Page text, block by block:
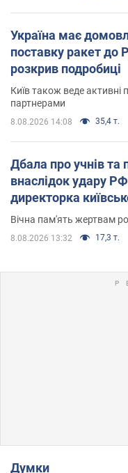
Україна має
поставку ракет до
розкрив подробиці
Київ також веде активні
партнерами
8.08.2026 14:08 35,4 т.
Дбала про учнів та
внаслідок удару
директорка
Вічна пам'ять жертвам
8.08.2026 13:32 17,3 т.
Думки